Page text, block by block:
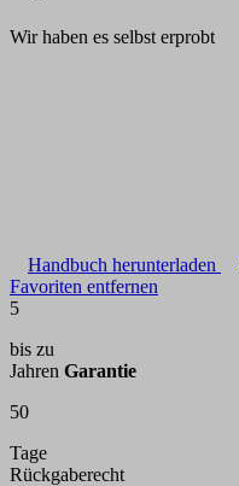
Wir haben es selbst erprobt
Handbuch herunterladen
Favoriten entfernen
5
bis zu
Jahren Garantie
50
Tage
Rückgaberecht